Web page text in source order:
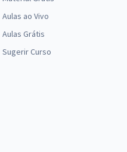
Aulas ao Vivo
Aulas Grátis
Sugerir Curso